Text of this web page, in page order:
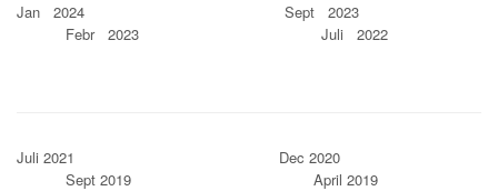
Jan 2024 Sept 2023
Febr 2023 Juli 2022
Juli 2021 Dec 2020
Sept 2019 April 2019